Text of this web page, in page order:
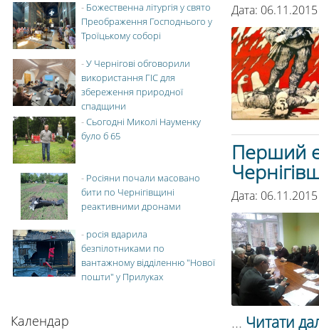
Дата:
Перший
Дата:
... Читати
- Божественна літургія у свято
Преображення Господнього у
Троїцькому соборі
-У Чернігові обговорили
використання ГІС для
збереження природної
спадщини
-Сьогодні Миколі Науменку
було б 65
- Росіяни почали масовано
бити по Чернігівщині
реактивними дронами
- росія вдарила
безпілотниками по
вантажному відділенню "Нової
пошти" у Прилуках
Календар